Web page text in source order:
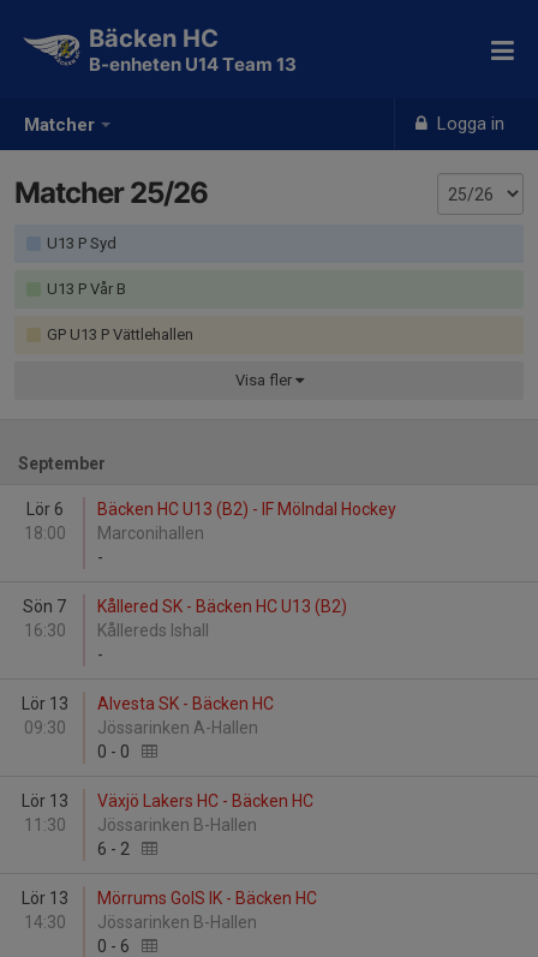
Matcher Logga in
Bäcken HC
B-enheten U14 Team 13
Matcher 25/26
U13 P Syd
U13 P Vår B
GP U13 P Vättlehallen
Visa fler
September
Lör 6
18:00
Bäcken HC U13 (B2) - IF Mölndal Hockey
Marconihallen
-
Sön 7
16:30
Kållered SK - Bäcken HC U13 (B2)
Kållereds Ishall
-
Lör 13
09:30
Alvesta SK - Bäcken HC
Jössarinken A-Hallen
0 - 0
Lör 13
11:30
Växjö Lakers HC - Bäcken HC
Jössarinken B-Hallen
6 - 2
Lör 13
14:30
Mörrums GoIS IK - Bäcken HC
Jössarinken B-Hallen
0 - 6